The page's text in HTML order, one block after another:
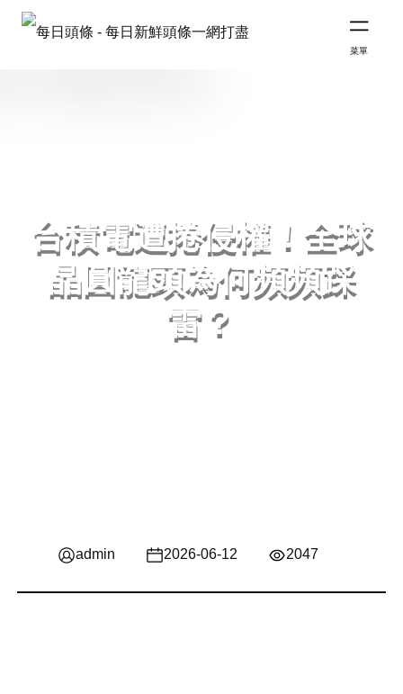
台積電遭捲侵權！全球
晶圓龍頭為何頻頻踩
雷？
admin 2026-06-12 2047
菜單